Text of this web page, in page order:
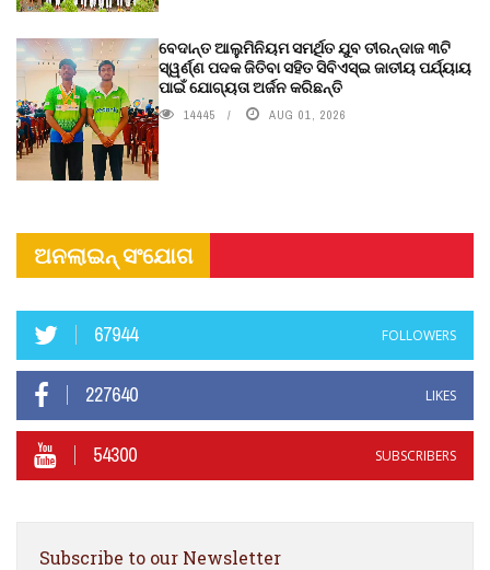
ବେଦାନ୍ତ ଆଲୁମିନିୟମ ସମର୍ଥିତ ଯୁବ ତୀରନ୍ଦାଜ ୩ଟି
ସ୍ୱର୍ଣ୍ଣ ପଦକ ଜିତିବା ସହିତ ସିବିଏସ୍ଇ ଜାତୀୟ ପର୍ଯ୍ୟାୟ
ପାଇଁ ଯୋଗ୍ୟତା ଅର୍ଜନ କରିଛନ୍ତି
14445 AUG 01, 2026
ଅନଲାଇନ୍ ସଂଯୋଗ
67944 FOLLOWERS
227640 LIKES
54300 SUBSCRIBERS
Subscribe to our Newsletter